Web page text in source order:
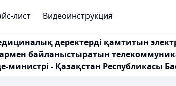
лист Видеоинструкция
деректерді қамтитын
байланыстыратын
министрі - Қазақстан Республикасы